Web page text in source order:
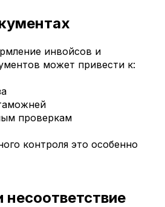
инвойсов и
может привести к:
проверкам
контроля это особенно